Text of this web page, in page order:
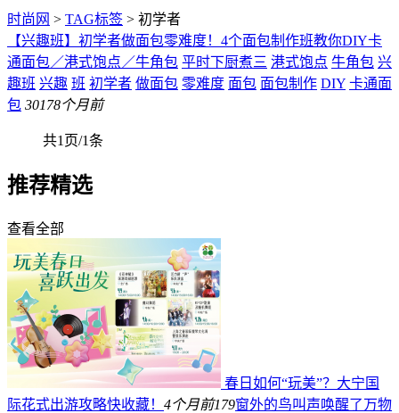
时尚网 > TAG标签 > 初学者
【兴趣班】初学者做面包零难度！4个面包制作班教你DIY卡
通面包／港式饱点／牛角包 平时下厨煮三 港式饱点 牛角包 兴
趣班 兴趣 班 初学者 做面包 零难度 面包 面包制作 DIY 卡通面
包 30178个月前
共1页/1条
推荐精选
查看全部
春日如何“玩美”？大宁国
际花式出游攻略快收藏！ 4个月前179窗外的鸟叫声唤醒了万物